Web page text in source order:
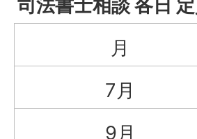
司法書士相談 各日
月
7月
9月